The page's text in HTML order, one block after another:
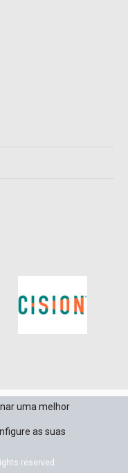
reserved.
uma melhor
as suas